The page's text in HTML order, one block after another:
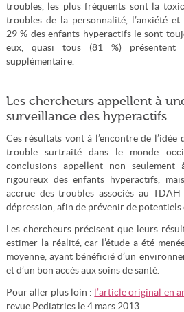
troubles, les plus fréquents sont la
troubles de la personnalité, l’anxiété et
29 % des enfants hyperactifs le sont
eux, quasi tous (81 %) présentent
supplémentaire.
Les chercheurs appellent à
surveillance des hyperactifs
Ces résultats vont à l’encontre de l’idée
trouble surtraité dans le monde
conclusions appellent non
rigoureux des enfants hyperactifs,
accrue des troubles associés au
dépression, afin de prévenir de
Les chercheurs précisent que leurs
estimer la réalité, car l’étude a été
moyenne, ayant bénéficié d’un
et d’un bon accès aux soins de santé.
Pour aller plus loin : l’article original en
revue Pediatrics le 4 mars 2013.